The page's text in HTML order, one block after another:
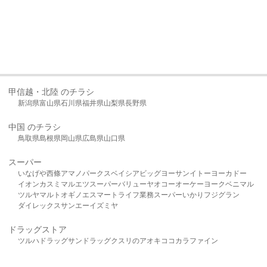
甲信越・北陸 のチラシ
新潟県富山県石川県福井県山梨県長野県
中国 のチラシ
鳥取県島根県岡山県広島県山口県
スーパー
いなげや西條アマノパークスベイシア ビッグヨーサンイトーヨーカドー
イオンカスミ マルエツスーパーバリューヤオコーオーケー ヨークベニマル
ツルヤマルト オギノ エスマート ライフ業務スーパーいかり フジグラン
ダイレックスサンエーイズミヤ
ドラッグストア
ツルハドラッグサンドラッグクスリのアオキ ココカラファイン